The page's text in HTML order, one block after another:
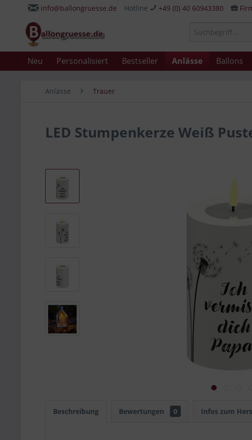
info@ballongruesse.de Hotline +49 (0) 40 60943380
Neu Personalisiert Bestseller Anlässe Ballons
Anlässe Trauer
LED Stumpenkerze Weiß
Beschreibung Bewertungen 0 Infos zum